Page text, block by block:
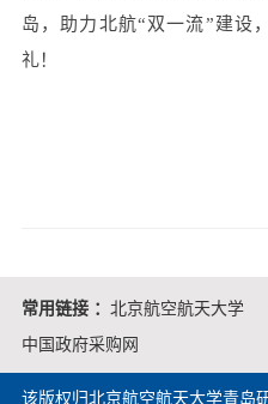
岛，助力北航“双一流”建设
礼！
常用链接 ： 北京航空航天大学
中国政府采购网
该版权归北京航空航天大学青岛